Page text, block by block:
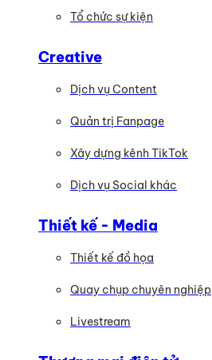
Tổ chức sự kiện
Creative
Dịch vụ Content
Quản trị Fanpage
Xây dựng kênh TikTok
Dịch vụ Social khác
Thiết kế - Media
Thiết kế đồ họa
Quay chụp chuyên nghiệp
Livestream